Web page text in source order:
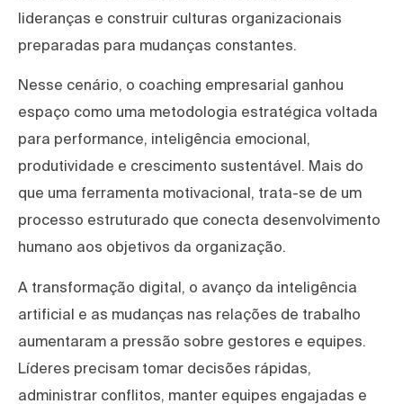
lideranças e construir culturas organizacionais
preparadas para mudanças constantes.
Nesse cenário, o coaching empresarial ganhou
espaço como uma metodologia estratégica voltada
para performance, inteligência emocional,
produtividade e crescimento sustentável. Mais do
que uma ferramenta motivacional, trata-se de um
processo estruturado que conecta desenvolvimento
humano aos objetivos da organização.
A transformação digital, o avanço da inteligência
artificial e as mudanças nas relações de trabalho
aumentaram a pressão sobre gestores e equipes.
Líderes precisam tomar decisões rápidas,
administrar conflitos, manter equipes engajadas e